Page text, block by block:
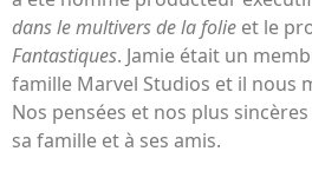
dans le multivers de la folie et le
Fantastiques. Jamie était un
famille Marvel Studios et il nous
Nos pensées et nos plus
sa famille et à ses amis.